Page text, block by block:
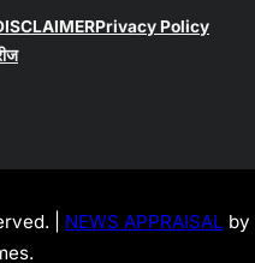
Privacy Policy
| NEWS APPRAISAL by